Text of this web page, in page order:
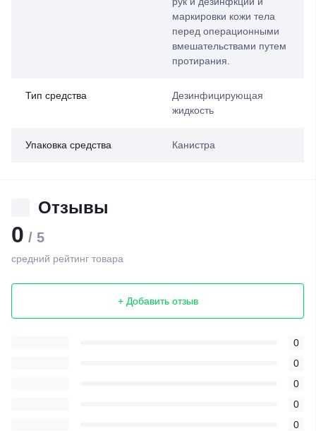
маркировки кожи тела
перед операционными
вмешательствами путем
протирания.
Тип средства
Дезинфицирующая
жидкость
Упаковка средства Канистра
Отзывы
0 / 5
средний рейтинг товара
+ Добавить отзыв
0
0
0
0
0